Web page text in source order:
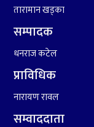
तारामान खड्का
सम्पादक
धनराज कटेल
प्राविधिक
नारायण रावल
सम्वाददाता